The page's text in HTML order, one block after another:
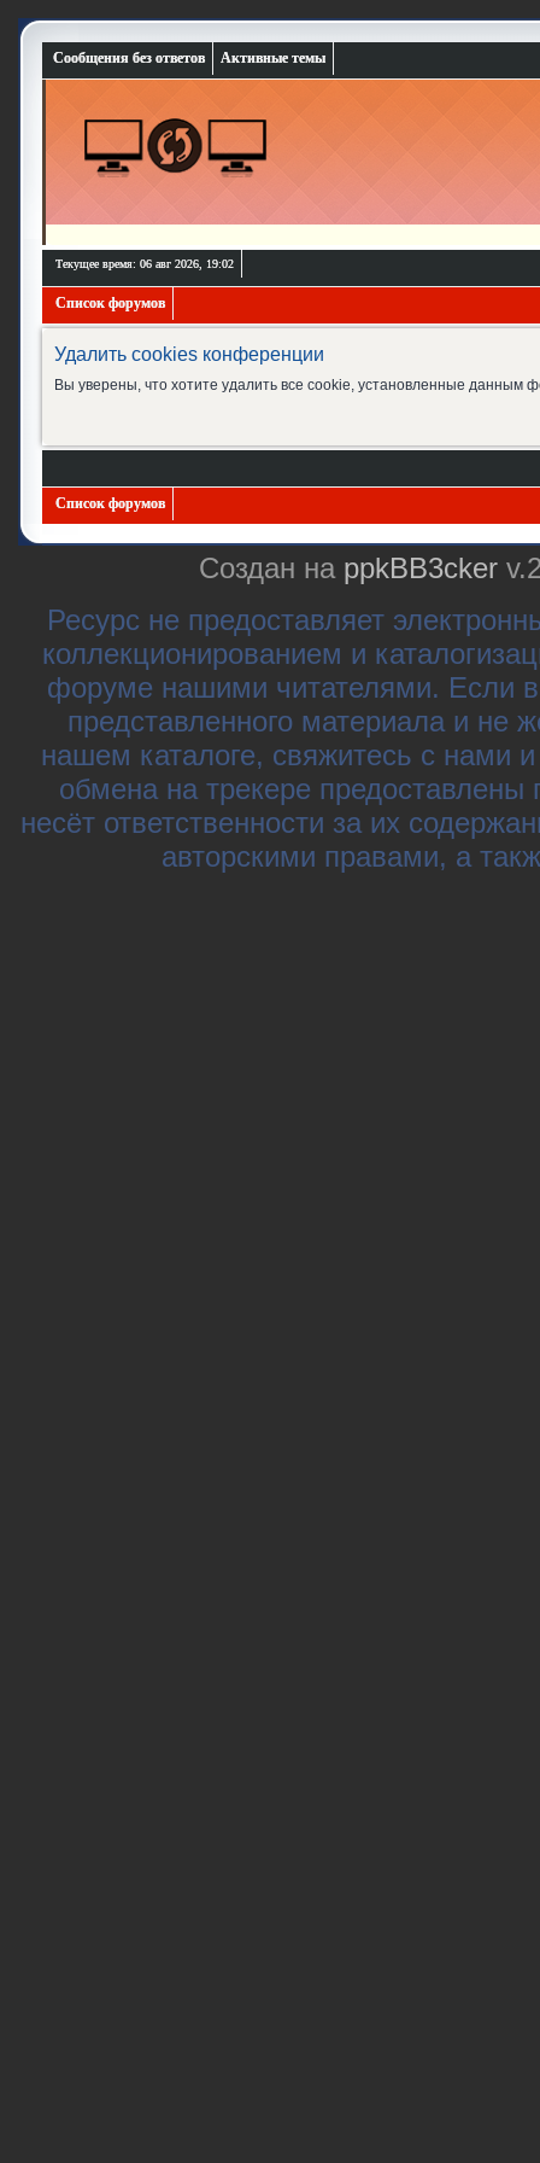
Сообщения без ответов Активные темы
Текущее время: 06 авг 2026, 19:02
Список форумов
Удалить cookies конференции
Вы уверены, что хотите удалить все cookie, установленные данным
Список форумов
Создан на ppkBB3cker
Ресурс не предоставляет
коллекционированием и
форуме нашими читателями. Если
представленного материала и не
нашем каталоге, свяжитесь с нами
обмена на трекере
несёт ответственности за их
авторскими правами, а